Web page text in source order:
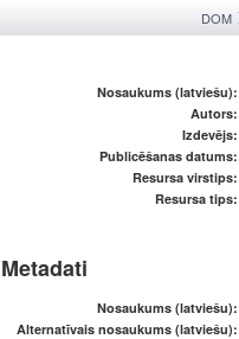
DOM
Nosaukums (latviešu):
Autors:
Izdevējs:
Publicēšanas datums:
Resursa virstips:
Resursa tips:
Metadati
Nosaukums (latviešu):
Alternatīvais nosaukums (latviešu):